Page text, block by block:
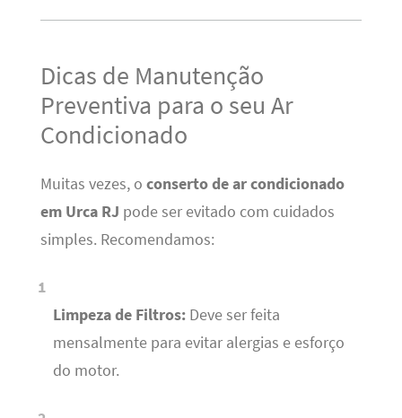
Dicas de Manutenção
Preventiva para o seu Ar
Condicionado
Muitas vezes, o conserto de ar condicionado
em Urca RJ pode ser evitado com cuidados
simples. Recomendamos:
Limpeza de Filtros:Deve ser feita
mensalmente para evitar alergias e esforço
do motor.